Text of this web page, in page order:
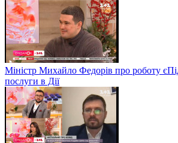
Міністр Михайло Федорів про роботу
послуги в Дії